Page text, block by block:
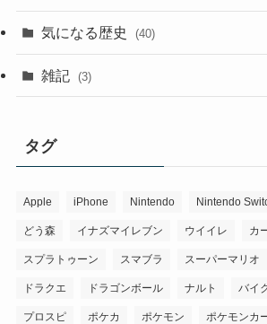
気になる歴史 (40)
雑記 (3)
タグ
Apple iPhone Nintendo Nintendo
どう森 イナズマイレブン ウイイレ カ
スプラトゥーン スマブラ スーパーマリオ
ドラクエ ドラゴンボール ナルト バイ
プロスピ ポケカ ポケモン ポケモンカ